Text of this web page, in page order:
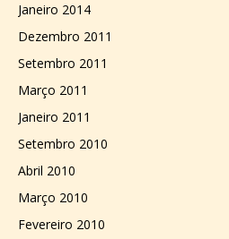
Janeiro 2014
Dezembro 2011
Setembro 2011
Março 2011
Janeiro 2011
Setembro 2010
Abril 2010
Março 2010
Fevereiro 2010